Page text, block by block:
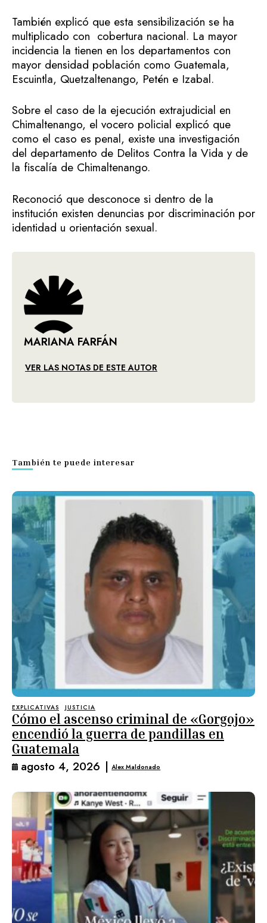
También explicó que esta sensibilización se ha
multiplicado con cobertura nacional. La mayor
incidencia la tienen en los departamentos con
mayor densidad población como Guatemala,
Escuintla, Quetzaltenango, Petén e Izabal.
Sobre el caso de la ejecución extrajudicial en
Chimaltenango, el vocero policial explicó que
como el caso es penal, existe una investigación
del departamento de Delitos Contra la Vida y de
la fiscalía de Chimaltenango.
Reconoció que desconoce si dentro de la
institución existen denuncias por discriminación por
identidad u orientación sexual.
MARIANA FARFÁN
VER LAS NOTAS DE ESTE AUTOR
También te puede interesar
EXPLICATIVAS JUSTICIA
Cómo el ascenso criminal de «Gorgojo»
encendió la guerra de pandillas en
Guatemala
agosto 4, 2026 | Alex Maldonado